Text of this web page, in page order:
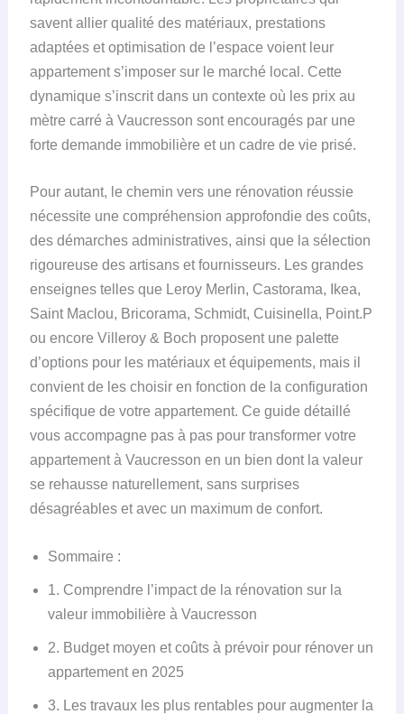
savent allier qualité des matériaux, prestations
adaptées et optimisation de l’espace voient leur
appartement s’imposer sur le marché local. Cette
dynamique s’inscrit dans un contexte où les prix au
mètre carré à Vaucresson sont encouragés par une
forte demande immobilière et un cadre de vie prisé.
Pour autant, le chemin vers une rénovation réussie
nécessite une compréhension approfondie des coûts,
des démarches administratives, ainsi que la sélection
rigoureuse des artisans et fournisseurs. Les grandes
enseignes telles que Leroy Merlin, Castorama, Ikea,
Saint Maclou, Bricorama, Schmidt, Cuisinella, Point.P
ou encore Villeroy & Boch proposent une palette
d’options pour les matériaux et équipements, mais il
convient de les choisir en fonction de la configuration
spécifique de votre appartement. Ce guide détaillé
vous accompagne pas à pas pour transformer votre
appartement à Vaucresson en un bien dont la valeur
se rehausse naturellement, sans surprises
désagréables et avec un maximum de confort.
Sommaire :
1. Comprendre l’impact de la rénovation sur la
valeur immobilière à Vaucresson
2. Budget moyen et coûts à prévoir pour rénover un
appartement en 2025
3. Les travaux les plus rentables pour augmenter la